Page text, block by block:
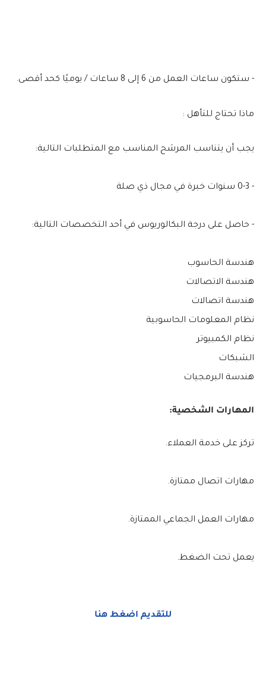
- ستكون ساعات العمل من 6 إلى 8 ساعات / يوميًا كحد أقصى.
ماذا تحتاج للتأهل :
يجب أن يتناسب المرشح المناسب مع المتطلبات التالية:
- 0-3 سنوات خبرة في مجال ذي صلة
- حاصل على درجة البكالوريوس في أحد التخصصات التالية:
هندسة الحاسوب
هندسة الاتصالات
هندسة اتصالات
نظام المعلومات الحاسوبية
نظام الكمبيوتر
الشبكات
هندسة البرمجيات
المهارات الشخصية:
تركز على خدمة العملاء.
مهارات اتصال ممتازة.
مهارات العمل الجماعي الممتازة.
يعمل تحت الضغط.
للتقديم اضغط هنا